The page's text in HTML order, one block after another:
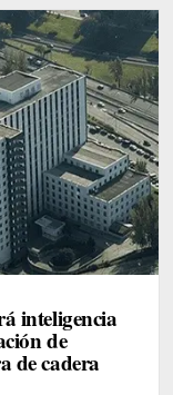
inteligencia
de
de cadera